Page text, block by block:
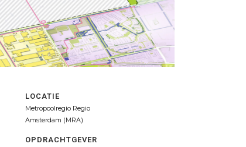
LOCATIE
Metropoolregio Regio
Amsterdam (MRA)
OPDRACHTGEVER